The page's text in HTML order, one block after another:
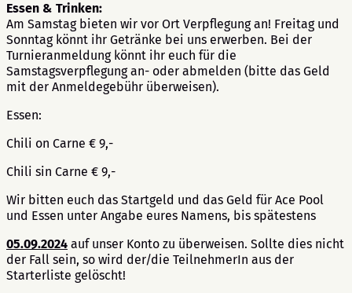
Essen & Trinken:
Am Samstag bieten wir vor Ort Verpflegung an! Freitag und
Sonntag könnt ihr Getränke bei uns erwerben. Bei der
Turnieranmeldung könnt ihr euch für die
Samstagsverpflegung an- oder abmelden (bitte das Geld
mit der Anmeldegebühr überweisen).
Essen:
Chili on Carne € 9,-
Chili sin Carne € 9,-
Wir bitten euch das Startgeld und das Geld für Ace Pool
und Essen unter Angabe eures Namens, bis spätestens
05.09.2024 auf unser Konto zu überweisen. Sollte dies nicht
der Fall sein, so wird der/die TeilnehmerIn aus der
Starterliste gelöscht!